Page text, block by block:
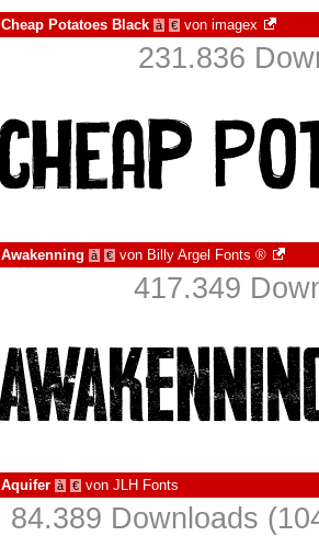
Cheap Potatoes Black à € von imagex
231.836
Awakenning à € von Billy Argel Fonts ®
417.349
Aquifer à € von JLH Fonts
84.389 Downloads